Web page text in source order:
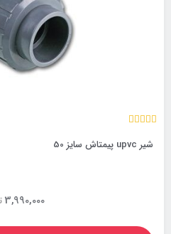
شیر upvc پیمتاش سایز 50
3,990,000